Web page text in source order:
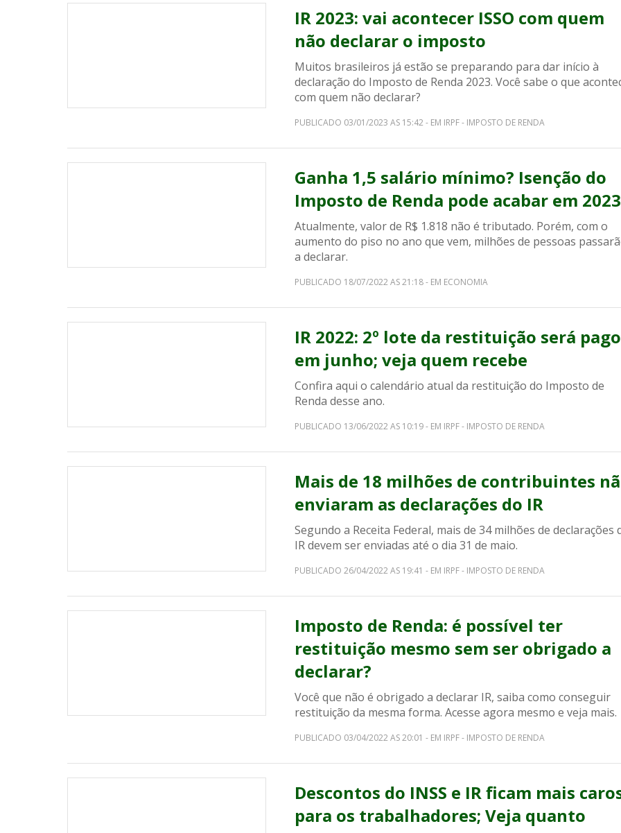
IR 2023: vai acontecer ISSO com quem
não declarar o imposto
Muitos brasileiros já estão se preparando para dar início à
declaração do Imposto de Renda 2023. Você sabe o que
com quem não declarar?
PUBLICADO 03/01/2023 AS 15:42 - EM IRPF - IMPOSTO DE RENDA
Ganha 1,5 salário mínimo? Isenção do
Imposto de Renda pode acabar em 2023
Atualmente, valor de R$ 1.818 não é tributado. Porém, com o
aumento do piso no ano que vem, milhões de pessoas
a declarar.
PUBLICADO 18/07/2022 AS 21:18 - EM ECONOMIA
IR 2022: 2º lote da restituição será pago
em junho; veja quem recebe
Confira aqui o calendário atual da restituição do Imposto de
Renda desse ano.
PUBLICADO 13/06/2022 AS 10:19 - EM IRPF - IMPOSTO DE RENDA
Mais de 18 milhões de contribuintes
enviaram as declarações do IR
Segundo a Receita Federal, mais de 34 milhões de declarações
IR devem ser enviadas até o dia 31 de maio.
PUBLICADO 26/04/2022 AS 19:41 - EM IRPF - IMPOSTO DE RENDA
Imposto de Renda: é possível ter
restituição mesmo sem ser obrigado a
declarar?
Você que não é obrigado a declarar IR, saiba como conseguir
restituição da mesma forma. Acesse agora mesmo e veja mais.
PUBLICADO 03/04/2022 AS 20:01 - EM IRPF - IMPOSTO DE RENDA
Descontos do INSS e IR ficam mais
para os trabalhadores; Veja quanto